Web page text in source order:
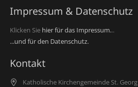
Impressum & Datenschutz
Klicken Sie hier für das Impressum...
...und für den Datenschutz.
Kontakt
Katholische Kirchengemeinde St. Georg